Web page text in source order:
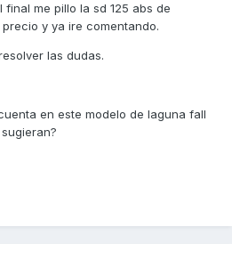
me pillo la sd 125 abs de
y ya ire comentando.
las dudas.
en este modelo de laguna fall